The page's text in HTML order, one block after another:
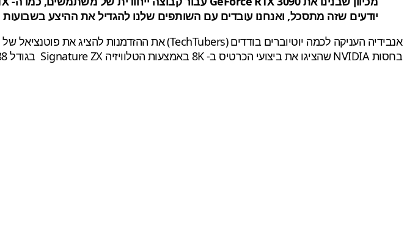
יודעים שזה מתסכל, ואנחנו עובדים עם השותפים שלנו להגדיל את ההיצע בשבועות
בחסות NVIDIA שהציגו את ביצועי הכרטיס ב- 8K באמצעות הטלוויזיה Signature ZX בגודל 88 אינטש, של LG.